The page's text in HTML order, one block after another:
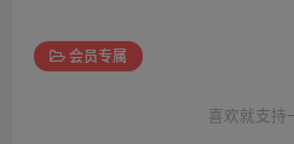
会员专属
喜欢就支持